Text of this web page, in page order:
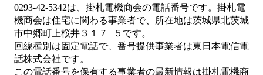
0293-42-5342は、 掛札電機商会の電話番号です。 掛札電
機商会は住宅に関わる事業者で、所在地は茨城県北茨城
市中郷町上桜井３１７−５ です。
回線種別は固定電話で、番号提供事業者は東日本電信電
話株式会社です。
この電話番号を保有する事業者の最新情報は掛札電機商